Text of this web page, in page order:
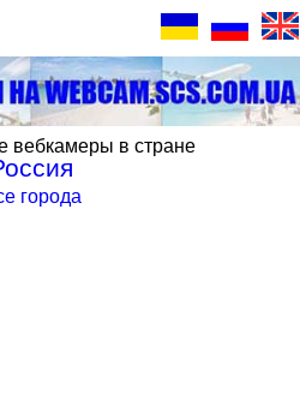
вебкамеры в стране
города